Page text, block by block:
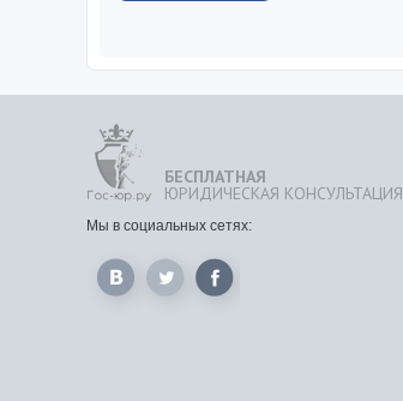
БЕСПЛАТНАЯ
ЮРИДИЧЕСКАЯ КОНСУЛЬТАЦИЯ
Мы в социальных сетях: